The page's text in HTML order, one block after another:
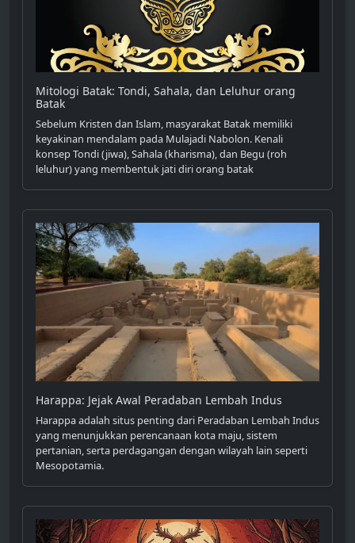
Mitologi Batak: Tondi, Sahala, dan Leluhur orang
Batak
Sebelum Kristen dan Islam, masyarakat Batak memiliki
keyakinan mendalam pada Mulajadi Nabolon. Kenali
konsep Tondi (jiwa), Sahala (kharisma), dan Begu (roh
leluhur) yang membentuk jati diri orang batak
Harappa: Jejak Awal Peradaban Lembah Indus
Harappa adalah situs penting dari Peradaban Lembah Indus
yang menunjukkan perencanaan kota maju, sistem
pertanian, serta perdagangan dengan wilayah lain seperti
Mesopotamia.